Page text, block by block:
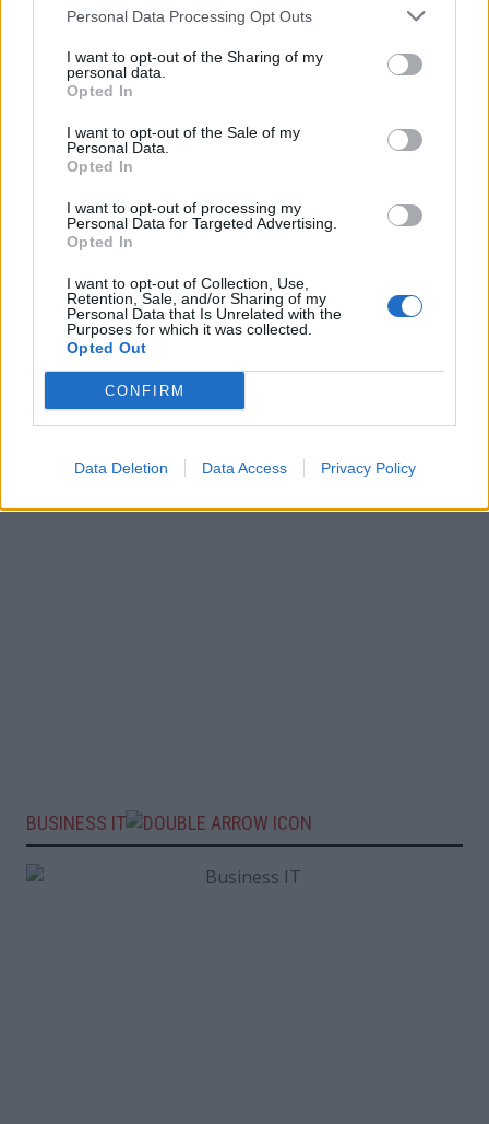
Personal Data Processing Opt Outs
I want to opt-out of the Sharing of my
personal data.
Opted In
I want to opt-out of the Sale of my
Personal Data.
Opted In
I want to opt-out of processing my
Personal Data for Targeted Advertising.
Opted In
I want to opt-out of Collection, Use,
Retention, Sale, and/or Sharing of my
Personal Data that Is Unrelated with the
Purposes for which it was collected.
Opted Out
CONFIRM
Data Deletion Data Access Privacy Policy
BUSINESS IT